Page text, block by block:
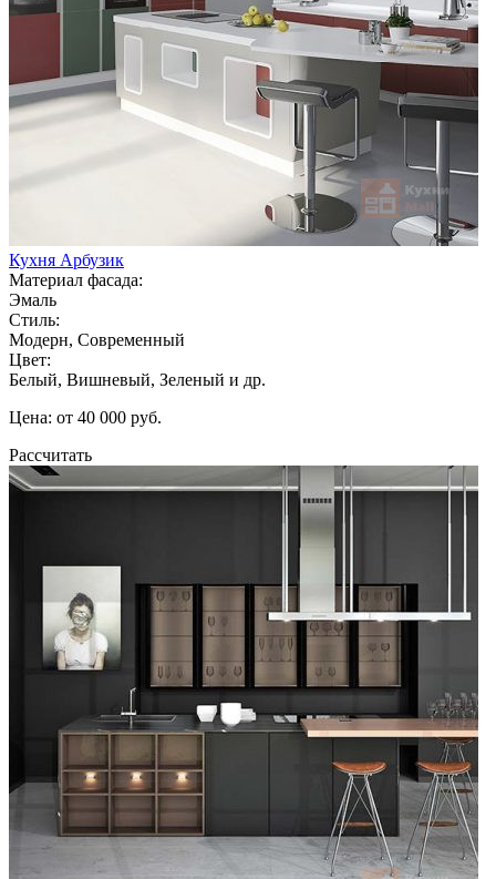
Кухня Арбузик
Материал фасада:
Эмаль
Стиль:
Модерн, Современный
Цвет:
Белый, Вишневый, Зеленый и др.
Цена: от 40 000 руб.
Рассчитать